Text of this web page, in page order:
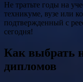
Не тратьте годы на
техникуме, вузе или
подтвержденный с
сегодня!
Как выбрать
дипломов